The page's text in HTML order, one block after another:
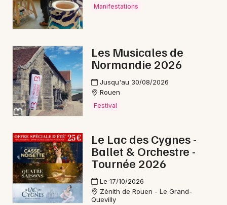
Artistes en tournée
Actus à Rouen
Magazine à Rouen
Manifestations
Les Musicales de
Normandie 2026
Jusqu'au 30/08/2026
Rouen
Festival
Le Lac des Cygnes -
Ballet & Orchestre -
Tournée 2026
Le 17/10/2026
Zénith de Rouen - Le Grand-
Quevilly